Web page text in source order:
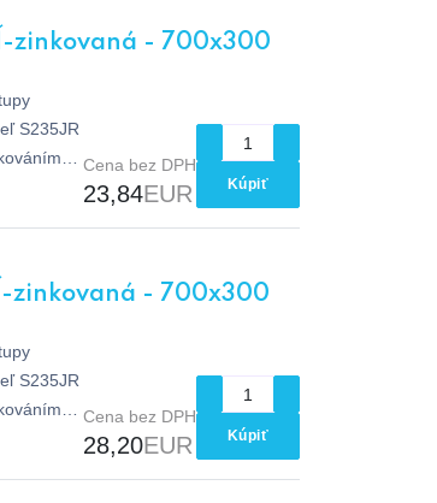
zinkovaná - 700x300
S235JR
Cena bez DPH
23,84EUR Kúpiť
zinkovaná - 700x300
S235JR
Cena bez DPH
28,20EUR Kúpiť